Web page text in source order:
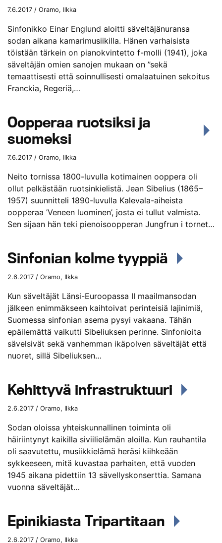
7.6.2017 / Oramo, Ilkka
Sinfonikko Einar Englund aloitti säveltäjänuransa
sodan aikana kamarimusiikilla. Hänen varhaisista
töistään tärkein on pianokvintetto f-molli (1941), joka
säveltäjän omien sanojen mukaan on ”sekä
temaattisesti että soinnullisesti omalaatuinen sekoitus
Franckia, Regeriä,…
Oopperaa ruotsiksi ja
suomeksi
7.6.2017 / Oramo, Ilkka
Neito tornissa 1800-luvulla kotimainen ooppera oli
ollut pelkästään ruotsinkielistä. Jean Sibelius (1865–
1957) suunnitteli 1890-luvulla Kalevala-aiheista
oopperaa ’Veneen luominen’, josta ei tullut valmista.
Sen sijaan hän teki pienoisoopperan Jungfrun i tornet…
Sinfonian kolme tyyppiä
2.6.2017 / Oramo, Ilkka
Kun säveltäjät Länsi-Euroopassa II maailmansodan
jälkeen enimmäkseen kaihtoivat perinteisiä lajinimiä,
Suomessa sinfonian asema pysyi vakaana. Tähän
epäilemättä vaikutti Sibeliuksen perinne. Sinfonioita
sävelsivät sekä vanhemman ikäpolven säveltäjät että
nuoret, sillä Sibeliuksen…
Kehittyvä infrastruktuuri
2.6.2017 / Oramo, Ilkka
Sodan oloissa yhteiskunnallinen toiminta oli
häiriintynyt kaikilla siviilielämän aloilla. Kun rauhantila
oli saavutettu, musiikkielämä heräsi kiihkeään
sykkeeseen, mitä kuvastaa parhaiten, että vuoden
1945 aikana pidettiin 13 sävellyskonserttia. Samana
vuonna säveltäjät…
Epinikiasta Tripartitaan
2.6.2017 / Oramo, Ilkka